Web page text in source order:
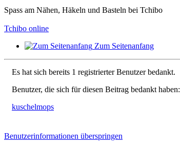
Spass am Nähen, Häkeln und Basteln bei Tchibo
Tchibo online
Zum Seitenanfang
Es hat sich bereits 1 registrierter Benutzer bedankt.
Benutzer, die sich für diesen Beitrag bedankt haben:
kuschelmops
Benutzerinformationen überspringen